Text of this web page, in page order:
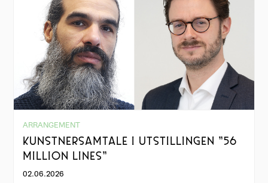
ARRANGEMENT
KUNSTNERSAMTALE I UTSTILLINGEN "56
MILLION LINES"
02.06.2026